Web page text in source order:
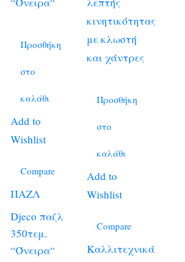
Προσθήκη
στο
καλάθι
Add to
Wishlist
Compare
ΠΑΖΛ
Djeco παζλ
350τεμ.
“Όνειρα“
Προσθήκη
στο
καλάθι
Add to
Wishlist
Compare
Καλλιτεχνικά